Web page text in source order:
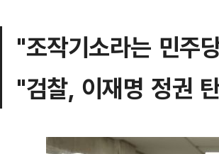
"조작기소라는 민주
"검찰, 이재명 정권